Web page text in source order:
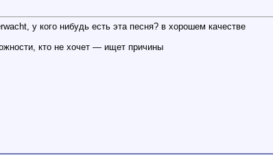
у кого нибудь есть эта песня? в хорошем качестве
кто не хочет — ищет причины